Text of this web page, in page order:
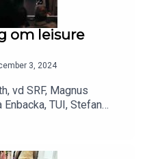
om leisure
3, 2024
vd SRF, Magnus
TUI, Stefan
Sunweb Group, Tobias
Skandevall, reseexpert i